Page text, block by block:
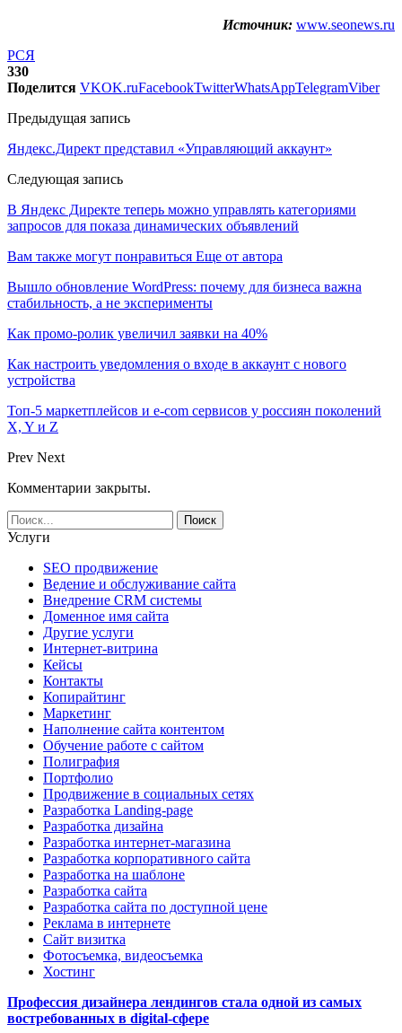
Источник: www.seonews.ru
РСЯ
330
Поделится VKOK.ruFacebookTwitterWhatsAppTelegramViber
Предыдущая запись
Яндекс.Директ представил «Управляющий аккаунт»
Следующая запись
В Яндекс Директе теперь можно управлять категориями
запросов для показа динамических объявлений
Вам также могут понравиться Еще от автора
Вышло обновление WordPress: почему для бизнеса важна
стабильность, а не эксперименты
Как промо-ролик увеличил заявки на 40%
Как настроить уведомления о входе в аккаунт с нового
устройства
Топ-5 маркетплейсов и e-com сервисов у россиян поколений
X, Y и Z
Prev Next
Комментарии закрыты.
Услуги
SEO продвижение
Ведение и обслуживание сайта
Внедрение CRM системы
Доменное имя сайта
Другие услуги
Интернет-витрина
Кейсы
Контакты
Копирайтинг
Маркетинг
Наполнение сайта контентом
Обучение работе с сайтом
Полиграфия
Портфолио
Продвижение в социальных сетях
Разработка Landing-page
Разработка дизайна
Разработка интернет-магазина
Разработка корпоративного сайта
Разработка на шаблоне
Разработка сайта
Разработка сайта по доступной цене
Реклама в интернете
Сайт визитка
Фотосъемка, видеосъемка
Хостинг
Профессия дизайнера лендингов стала одной из самых
востребованных в digital-сфере